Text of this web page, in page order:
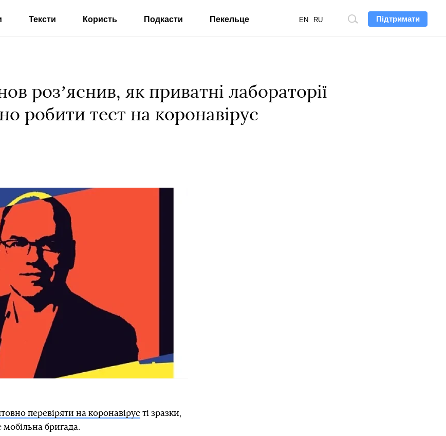
Підтримати
Пошук
EN RU
Тексти Користь Подкасти Пекельце
розʼяснив, як приватні лабораторії
робити тест на коронавірус
перевіряти на коронавірус ті зразки,
мобільна бригада.